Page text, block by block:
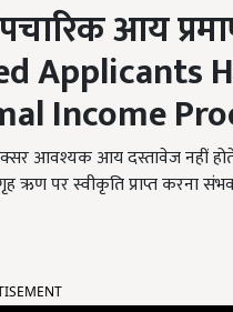
आय
Applicants
Income
आवश्यक आय दस्तावेज नहीं
ऋण पर स्वीकृति प्राप्त करना